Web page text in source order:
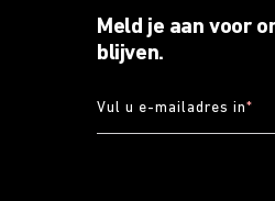
Meld je aan voor
blijven.
Vul u e-mailadres in*